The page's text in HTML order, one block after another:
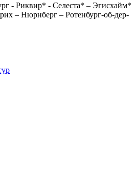
- Риквир* - Селеста* – Эгисхайм*
– Нюрнберг – Ротенбург-об-дер-